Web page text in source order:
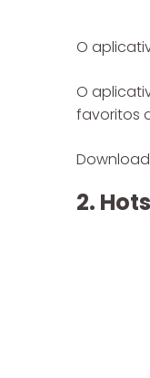
O
O
favoritos
2.